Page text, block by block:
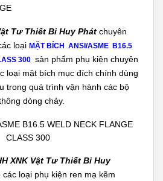
Tư Thiết Bi Huy Phát chuyên
loại MẶT BÍCH ANSI/ASME B16.5
300 sản phẩm phụ kiện chuyên
loại mặt bích mục đích chính dùng
trong quá trình vận hành các bộ
dòng chảy.
XNK Vật Tư Thiết Bi Huy
loại phụ kiện ren mạ kẽm